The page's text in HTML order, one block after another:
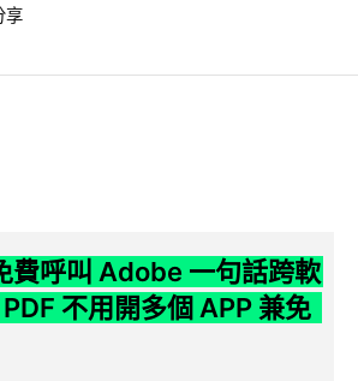
享
費呼叫 Adobe 一句話跨軟
不用開多個 APP 兼免